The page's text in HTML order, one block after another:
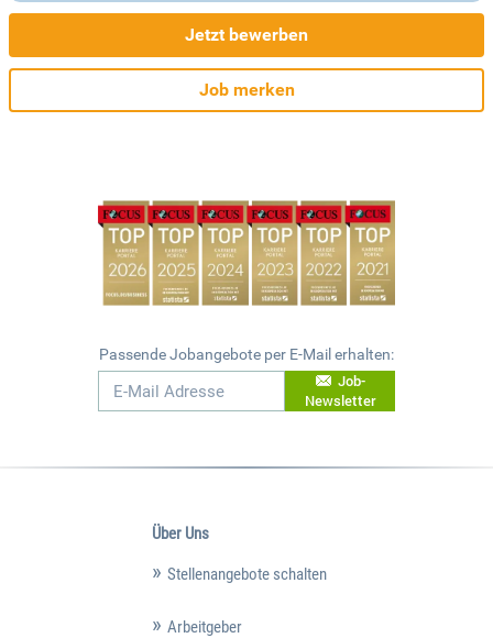
Jetzt bewerben
Job merken
Passende Jobangebote per E-Mail erhalten:
Job-
Newsletter
Über Uns
Stellenangebote schalten
Arbeitgeber